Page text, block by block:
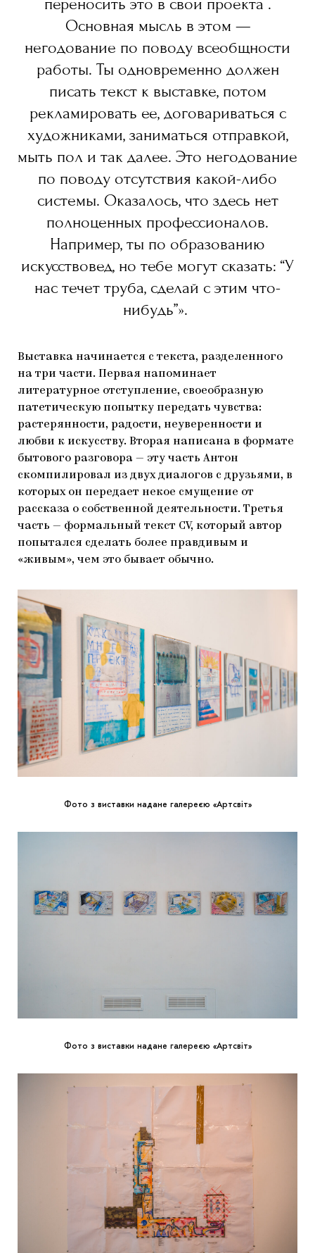
переносить это в свои проекта .
Основная мысль в этом —
негодование по поводу всеобщности
работы. Ты одновременно должен
писать текст к выставке, потом
рекламировать ее, договариваться с
художниками, заниматься отправкой,
мыть пол и так далее. Это негодование
по поводу отсутствия какой-либо
системы. Оказалось, что здесь нет
полноценных профессионалов.
Например, ты по образованию
искусствовед, но тебе могут сказать: “У
нас течет труба, сделай с этим что-
нибудь”».
Выставка начинается с текста, разделенного
на три части. Первая напоминает
литературное отступление, своеобразную
патетическую попытку передать чувства:
растерянности, радости, неуверенности и
любви к искусству. Вторая написана в формате
бытового разговора — эту часть Антон
скомпилировал из двух диалогов с друзьями, в
которых он передает некое смущение от
рассказа о собственной деятельности. Третья
часть — формальный текст CV, который автор
попытался сделать более правдивым и
«живым», чем это бывает обычно.
Фото з виставки надане галереєю «Артсвіт»
Фото з виставки надане галереєю «Артсвіт»